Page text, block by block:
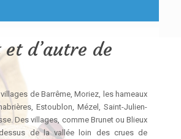
d’autre de
de Barrême, Moriez, les hameaux
Estoublon, Mézel, Saint-Julien-
Des villages, comme Brunet ou Blieux
de la vallée loin des crues de